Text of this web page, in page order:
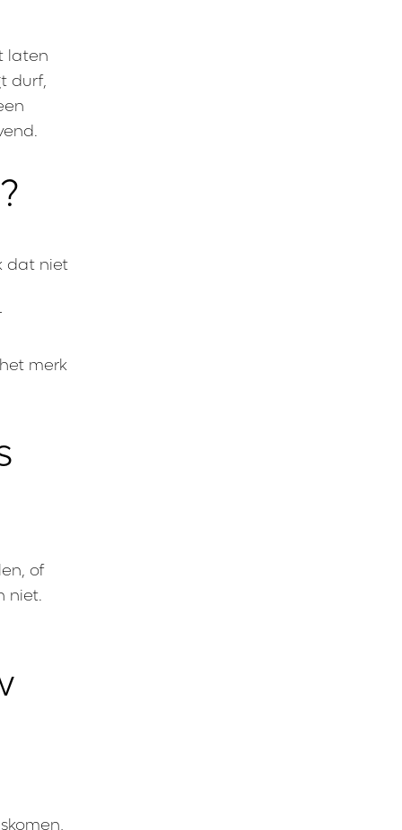
laten
durf,
dat niet
merk
of
niet.